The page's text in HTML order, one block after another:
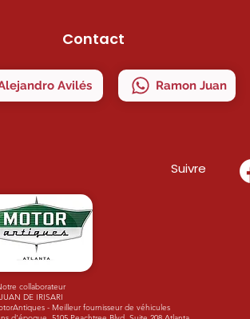
Contact
Avilés Ramon Juan
Suivre
collaborateur
JUAN DE IRISARI
- Meilleur fournisseur de véhicules